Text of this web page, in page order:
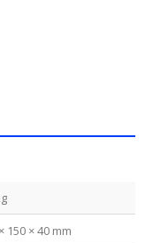
150 × 40 mm